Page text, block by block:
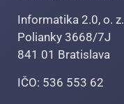
Informatika 2.0, o. z.
Polianky 3668/7J
841 01 Bratislava
IČO: 536 553 62